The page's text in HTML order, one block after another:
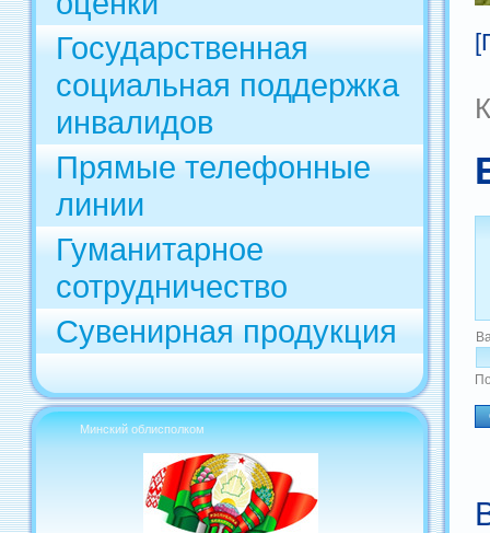
Государственная
социальная поддержка
инвалидов
Прямые телефонные
линии
Гуманитарное
сотрудничество
Сувенирная продукция
Минский облисполком